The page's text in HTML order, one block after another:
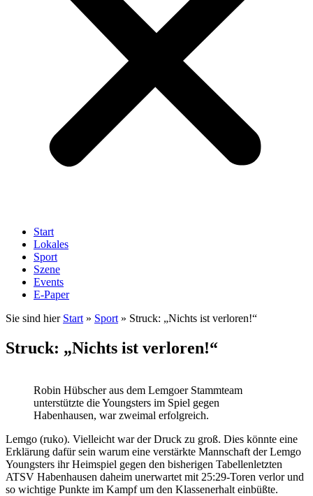
Start
Lokales
Sport
Szene
Events
E-Paper
Sie sind hier Start » Sport » Struck: „Nichts ist verloren!“
Struck: „Nichts ist verloren!“
Robin Hübscher aus dem Lemgoer Stammteam
unterstützte die Youngsters im Spiel gegen
Habenhausen, war zweimal erfolgreich.
Lemgo (ruko). Vielleicht war der Druck zu groß. Dies könnte eine
Erklärung dafür sein warum eine verstärkte Mannschaft der Lemgo
Youngsters ihr Heimspiel gegen den bisherigen Tabellenletzten
ATSV Habenhausen daheim unerwartet mit 25:29-Toren verlor und
so wichtige Punkte im Kampf um den Klassenerhalt einbüßte.